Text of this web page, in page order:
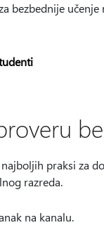
bezbednije učenje
praksi za
razreda.
na kanalu.